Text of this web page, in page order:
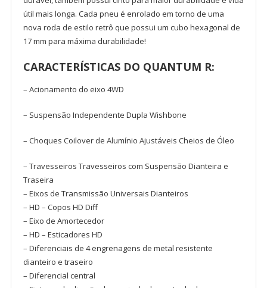
útil mais longa. Cada pneu é enrolado em torno de uma
nova roda de estilo retrô que possui um cubo hexagonal de
17 mm para máxima durabilidade!
CARACTERÍSTICAS DO QUANTUM R:
– Acionamento do eixo 4WD
– Suspensão Independente Dupla Wishbone
– Choques Coilover de Alumínio Ajustáveis ​​Cheios de Óleo
– Travesseiros Travesseiros com Suspensão Dianteira e
Traseira
– Eixos de Transmissão Universais Dianteiros
– HD – Copos HD Diff
– Eixo de Amortecedor
– HD – Esticadores HD
– Diferenciais de 4 engrenagens de metal resistente
dianteiro e traseiro
– Diferencial central